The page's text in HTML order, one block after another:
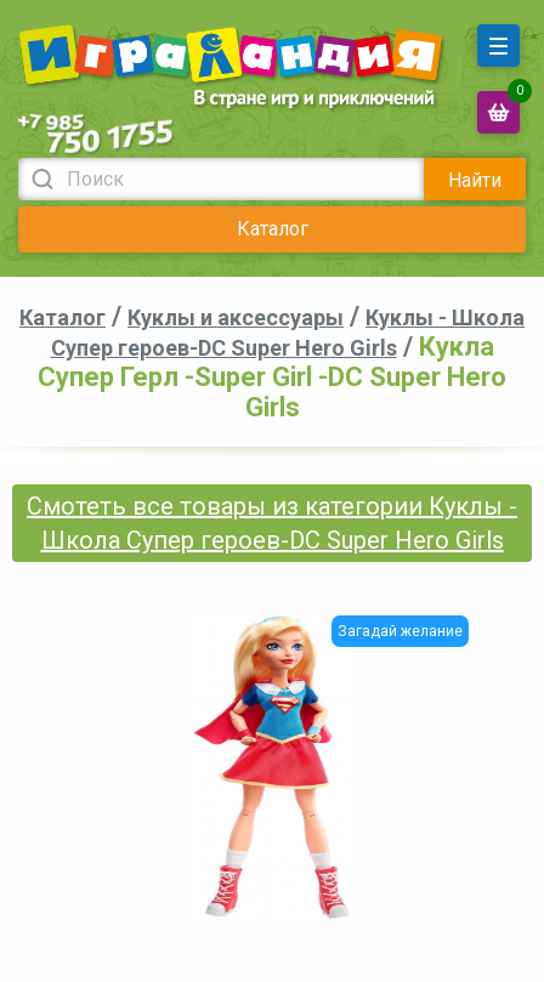
Найти
Каталог
0
Каталог / Куклы и аксессуары / Куклы - Школа
Супер героев-DC Super Hero Girls/ Кукла
Супер Герл -Super Girl -DC Super Hero
Girls
Смотеть все товары из категории Куклы -
Школа Супер героев-DC Super Hero Girls
Загадай желание